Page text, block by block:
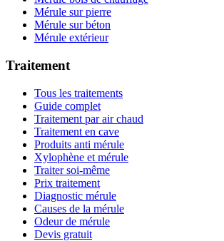
Mérule sur pierre
Mérule sur béton
Mérule extérieur
Traitement
Tous les traitements
Guide complet
Traitement par air chaud
Traitement en cave
Produits anti mérule
Xylophène et mérule
Traiter soi-même
Prix traitement
Diagnostic mérule
Causes de la mérule
Odeur de mérule
Devis gratuit